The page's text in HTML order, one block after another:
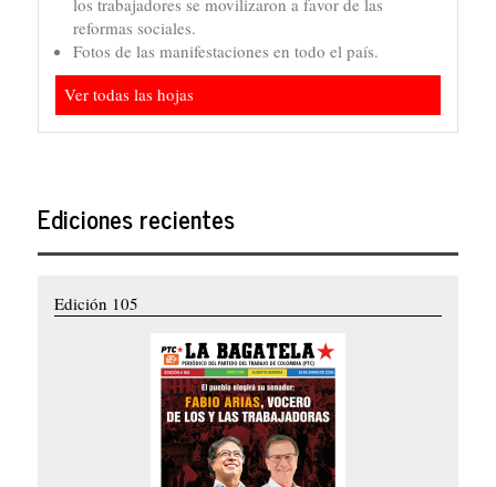
los trabajadores se movilizaron a favor de las
reformas sociales.
Fotos de las manifestaciones en todo el país.
Ver todas las hojas
Ediciones recientes
Edición 105